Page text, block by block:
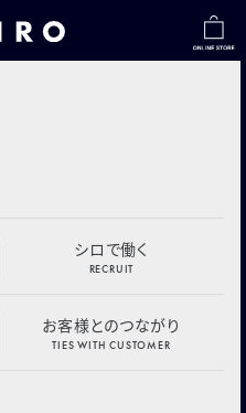
シロで働く
RECRUIT
お客様とのつながり
TIES WITH CUSTOMER